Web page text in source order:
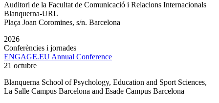
Auditori de la Facultat de Comunicació i Relacions Internacionals
Blanquerna-URL
Plaça Joan Coromines, s/n. Barcelona
2026
Conferències i jornades
ENGAGE.EU Annual Conference
21 octubre
Blanquerna School of Psychology, Education and Sport Sciences,
La Salle Campus Barcelona and Esade Campus Barcelona